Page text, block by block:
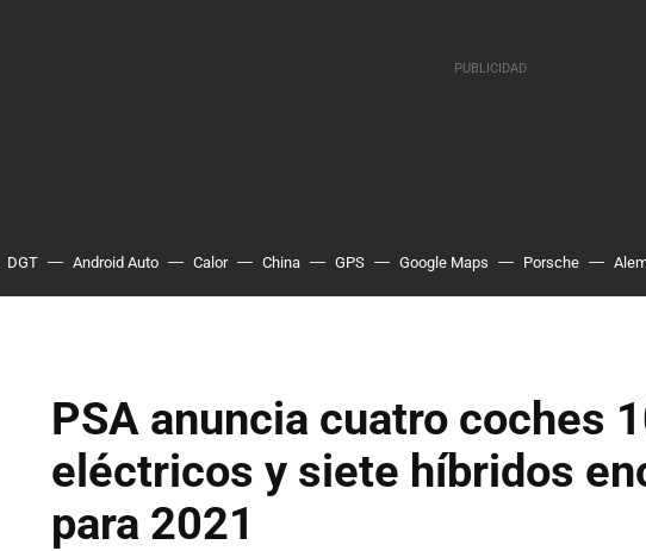
DGT Android Auto Calor China GPS Google Maps Porsche
PSA anuncia cuatro coches
eléctricos y siete híbridos
para 2021